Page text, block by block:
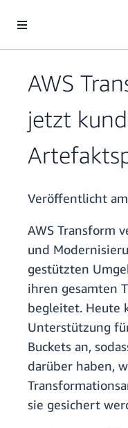
Überspringen zum
AWS
jetzt
Veröffentlicht
AWS Transform
und
gestützten
ihren gesamten
begleitet. Heute
Unterstützung
Buckets an,
darüber haben,
sie gesichert